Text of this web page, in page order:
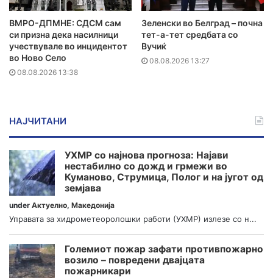
ВМРО-ДПМНЕ: СДСМ сам
си призна дека насилници
учествувале во инцидентот
во Ново Село
08.08.2026 13:38
Зеленски во Белград – почна
тет-а-тет средбата со
Вучиќ
08.08.2026 13:27
НАЈЧИТАНИ
УХМР со најнова прогноза: Најави
нестабилно со дожд и грмежи во
Куманово, Струмица, Полог и на југот од
земјава
under Актуелно, Македонија
Управата за хидрометеоролошки работи (УХМР) излезе со н...
Големиот пожар зафати противпожарно
возило – повредени двајцата
пожарникари